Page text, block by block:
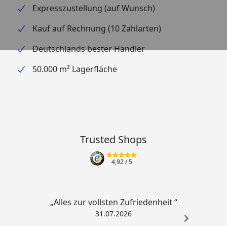
Expresszustellung (auf Wunsch)
Kauf auf Rechnung (10 Zahlarten)
Deutschlands bester Händler
50.000 m² Lagerfläche
Trusted Shops
4,92/ 5
„Alles zur vollsten Zufriedenheit “
31.07.2026